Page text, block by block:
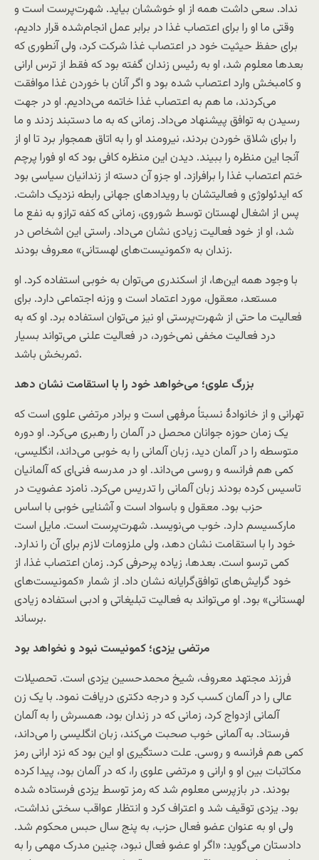
نداد. سعی داشت همه از او خوششان بیاید. شهرت‌پرست است و
وقتی ما او را برای اعتصاب غذا در برابر عمل انجام‌شده قرار دادیم،
برای حفظ حیثیت خود در اعتصاب غذا شرکت کرد، ولی آنطوری که
بعد‌ها معلوم شد، او به رئیس زندان گفته بود که فقط از ترس ارانی
و کامبخش وارد اعتصاب شده بود و اگر آنان با خوردن غذا موافقت
می‌کردند، ما هم به اعتصاب غذا خاتمه می‌دادیم. او در جهت
رسیدن به توافق پیشنهاد می‌داد. زمانی که به ما دستبند زدند و ما
را برای شلاق خوردن بردند، نیرومند او را به اتاق همجوار برد تا او از
آنجا این منظره را ببیند. دیدن این منظره کافی بود که او فورا پرچم
ختم اعتصاب غذا را برافرازد. او جزو آن دسته از زندانیان سیاسی بود
که ایدئولوژی و فعالیتشان با رویدادهای جهانی رابطه نزدیک داشت.
پس از اشغال لهستان توسط شوروی، زمانی که کفه ترازو به نفع ما
شد، او از خود فعالیت زیادی نشان می‌داد. راستی این اشخاص در
زندان به «کمونیست‌های لهستانی» معروف بودند.
با وجود همه این‌ها، از اسکندری می‌توان به خوبی استفاده کرد. او
مستعد، معقول، مورد اعتماد است و وزنه اجتماعی دارد. برای
فعالیت ما حتی از شهرت‌پرستی او نیز می‌توان استفاده برد. او که به
درد فعالیت مخفی نمی‌خورد، در فعالیت علنی می‌تواند بسیار
ثمربخش باشد.
بزرگ علوی؛ می‌خواهد خود را با استقامت نشان دهد
تهرانی و از خانوادۀ نسبتاً مرفهی است و برادر مرتضی علوی است که
یک زمان حوزه جوانان محصل در آلمان را رهبری می‌کرد. او دوره
متوسطه را در آلمان دید، زبان آلمانی را به خوبی می‌داند، انگلیسی،
کمی هم فرانسه و روسی می‌داند. او در مدرسه فنی‌ای که آلمانیان
تاسیس کرده بودند زبان آلمانی را تدریس می‌کرد. نامزد عضویت در
حزب بود. معقول و باسواد است و آشنایی خوبی با اساس
مارکسیسم دارد. خوب می‌نویسد. شهرت‌پرست است. مایل است
خود را با استقامت نشان دهد، ولی ملزومات لازم برای آن را ندارد.
کمی ترسو است. بعد‌ها، زیاده پرحرفی کرد. زمان اعتصاب غذا، از
خود گرایش‌های توافق‌گرایانه نشان داد. از شمار «کمونیست‌های
لهستانی» بود. او می‌تواند به فعالیت تبلیغاتی و ادبی استفاده زیادی
برساند.
مرتضی یزدی؛ کمونیست نبود و نخواهد بود
فرزند مجتهد معروف، شیخ محمدحسین یزدی است. تحصیلات
عالی را در آلمان کسب کرد و درجه دکتری دریافت نمود. با یک زن
آلمانی ازدواج کرد، زمانی که در زندان بود، همسرش را به آلمان
فرستاد. به آلمانی خوب صحبت می‌کند، زبان انگلیسی را می‌داند،
کمی هم فرانسه و روسی. علت دستگیری او این بود که نزد ارانی رمز
مکاتبات بین او و ارانی و مرتضی علوی را، که در آلمان بود، پیدا کرده
بودند. در بازپرسی معلوم شد که رمز توسط یزدی فرستاده شده
بود. یزدی توقیف شد و اعتراف کرد و انتظار عواقب سختی نداشت،
ولی او به عنوان عضو فعال حزب، به پنج سال حبس محکوم شد.
دادستان می‌گوید: «اگر او عضو فعال نبود، چنین مدرک مهمی را به